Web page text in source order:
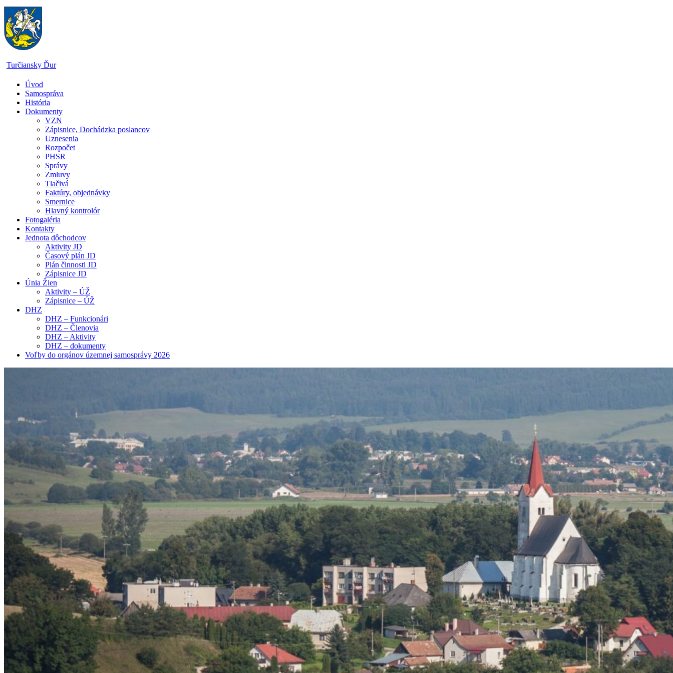
Skip
to
content
Turčiansky Ďur
Oficiálne
stránky
obce
Turčiansky
Úvod
Samospráva
História
Dokumenty
VZN
Zápisnice, Dochádzka poslancov
Uznesenia
Rozpočet
PHSR
Správy
Zmluvy
Tlačivá
Faktúry, objednávky
Smernice
Hlavný kontrolór
Fotogaléria
Kontakty
Jednota dôchodcov
Aktivity JD
Časový plán JD
Plán činnosti JD
Zápisnice JD
Únia Žien
Aktivity – ÚŽ
Zápisnice – ÚŽ
DHZ
DHZ – Funkcionári
DHZ – Členovia
DHZ – Aktivity
DHZ – dokumenty
Voľby do orgánov územnej samosprávy 2026